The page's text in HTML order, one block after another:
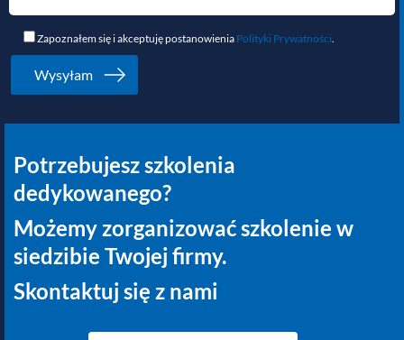
Zapoznałem się i akceptuję postanowienia Polityki Prywatności.
Potrzebujesz szkolenia
dedykowanego?
Możemy zorganizować szkolenie w
siedzibie Twojej firmy.
Skontaktuj się z nami